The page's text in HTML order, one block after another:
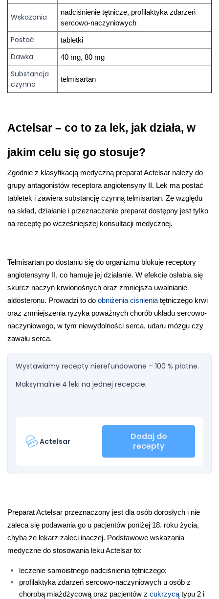
Wskazania
nadciśnienie tętnicze, profilaktyka zdarzeń
sercowo-naczyniowych
Postać tabletki
Dawka 40 mg, 80 mg
Substancja
czynna
telmisartan
Actelsar – co to za lek, jak działa, w
jakim celu się go stosuje?
Zgodnie z klasyfikacją medyczną preparat Actelsar należy do
grupy antagonistów receptora angiotensyny II. Lek ma postać
tabletek i zawiera substancję czynną telmisartan. Ze względu
na skład, działanie i przeznaczenie preparat dostępny jest tylko
na receptę po wcześniejszej konsultacji medycznej.
Telmisartan po dostaniu się do organizmu blokuje receptory
angiotensyny II, co hamuje jej działanie. W efekcie osłabia się
skurcz naczyń krwionośnych oraz zmniejsza uwalnianie
aldosteronu. Prowadzi to do obniżenia ciśnienia tętniczego krwi
oraz zmniejszenia ryzyka poważnych chorób układu sercowo-
naczyniowego, w tym niewydolności serca, udaru mózgu czy
zawału serca.
Wystawiamy recepty nierefundowane – 100 % płatne.
Maksymalnie 4 leki na jednej recepcie.
Actelsar
Dodaj do
recepty
Preparat Actelsar przeznaczony jest dla osób dorosłych i nie
zaleca się podawania go u pacjentów poniżej 18. roku życia,
chyba że lekarz zaleci inaczej. Podstawowe wskazania
medyczne do stosowania leku Actelsar to:
leczenie samoistnego nadciśnienia tętniczego;
profilaktyka zdarzeń sercowo-naczyniowych u osób z
chorobą miażdżycową oraz pacjentów z cukrzycą typu 2 i